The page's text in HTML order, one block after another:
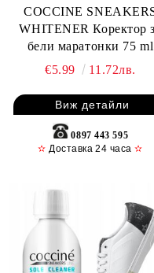
COCCINE
WHITENER Коректор
бели маратонки 75 ml
€5.99
11.72лв.
Виж детайли
0897 443 595
✫ Доставка 24 часа✫